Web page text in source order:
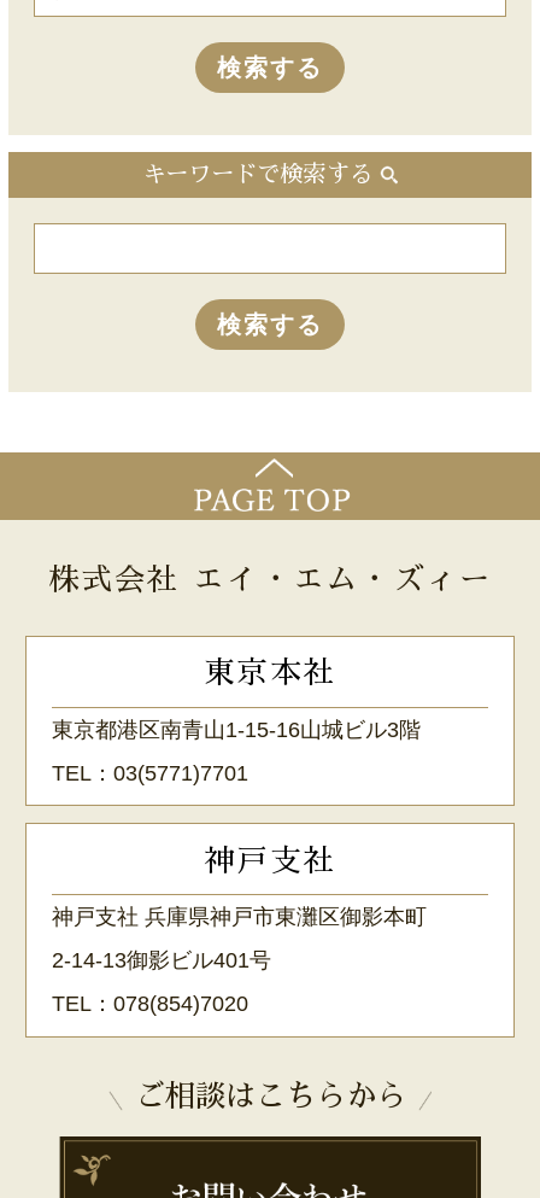
キーワードで検索する
株式会社 エイ・エム・ズィー
東京本社
東京都港区南青山1-15-16山城ビル3階
TEL：03(5771)7701
神戸支社
神戸支社 兵庫県神戸市東灘区御影本町
2-14-13御影ビル401号
TEL：078(854)7020
ご相談はこちらから